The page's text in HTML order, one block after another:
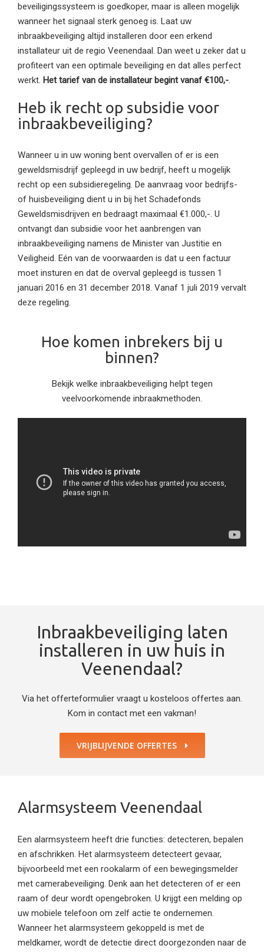
beveiligingssysteem is goedkoper, maar is alleen mogelijk
wanneer het signaal sterk genoeg is. Laat uw
inbraakbeveiliging altijd installeren door een erkend
installateur uit de regio Veenendaal. Dan weet u zeker dat u
profiteert van een optimale beveiliging en dat alles perfect
werkt. Het tarief van de installateur begint vanaf €100,-.
Heb ik recht op subsidie voor
inbraakbeveiliging?
Wanneer u in uw woning bent overvallen of er is een
geweldsmisdrijf gepleegd in uw bedrijf, heeft u mogelijk
recht op een subsidieregeling. De aanvraag voor bedrijfs-
of huisbeveiliging dient u in bij het Schadefonds
Geweldsmisdrijven en bedraagt maximaal €1.000,-. U
ontvangt dan subsidie voor het aanbrengen van
inbraakbeveiliging namens de Minister van Justitie en
Veiligheid. Eén van de voorwaarden is dat u een factuur
moet insturen en dat de overval gepleegd is tussen 1
januari 2016 en 31 december 2018. Vanaf 1 juli 2019 vervalt
deze regeling.
Hoe komen inbrekers bij u
binnen?
Bekijk welke inbraakbeveiliging helpt tegen
veelvoorkomende inbraakmethoden.
Inbraakbeveiliging laten
installeren in uw huis in
Veenendaal?
Via het offerteformulier vraagt u kosteloos offertes aan.
Kom in contact met een vakman!
VRIJBLIJVENDE OFFERTES
Alarmsysteem Veenendaal
Een alarmsysteem heeft drie functies: detecteren, bepalen
en afschrikken. Het alarmsysteem detecteert gevaar,
bijvoorbeeld met een rookalarm of een bewegingsmelder
met camerabeveiliging. Denk aan het detecteren of er een
raam of deur wordt opengebroken. U krijgt een melding op
uw mobiele telefoon om zelf actie te ondernemen.
Wanneer het alarmsysteem gekoppeld is met de
meldkamer, wordt de detectie direct doorgezonden naar de